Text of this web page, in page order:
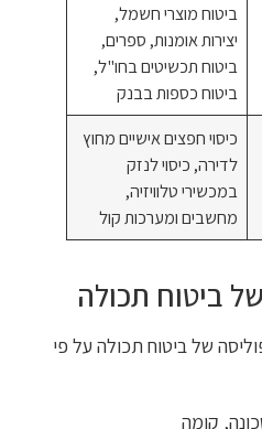
ביטוח מוצרי חשמל,
יצירות אומנות, ספרים,
ביטוח תכשיטים בחו"ל,
ביטוח כספות בבנק
כיסוי חפצים אישיים מחוץ
לדירה, כיסוי לנזק
במכשירי טלוויזיה,
מחשבים ומערכות קול
ביטוח תכולה
של ביטוח תכולה על פי
קומה